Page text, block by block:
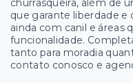
churrasqueira, além de
que garante liberdade e
ainda com canil e áreas
funcionalidade.
tanto para moradia
contato conosco e